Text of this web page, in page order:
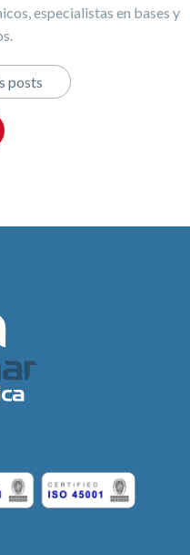
especialistas en bases y
posts